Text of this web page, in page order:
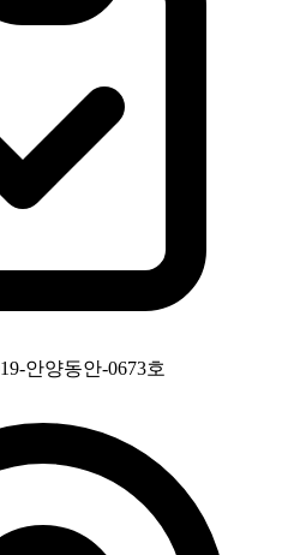
안양동안-0673호